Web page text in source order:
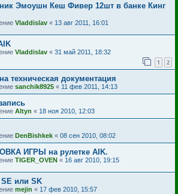
Эмоушн Кеш Фивер 12шт в банке Кинг
Vladdislav « 13 авг 2011, 16:01
Vladdislav « 31 май 2011, 18:32
1 2
техническая документация
sanchik8925 « 11 фев 2011, 14:13
Altyn « 18 ноя 2010, 12:03
DenBishkek « 08 сен 2010, 08:02
ИГРЫ на рулетке AIK.
TIGER_OVEN « 16 авг 2010, 19:15
или SK
mejin « 17 фев 2010, 15:57